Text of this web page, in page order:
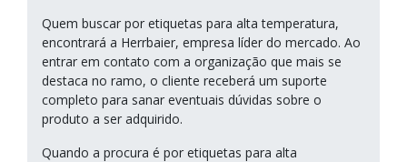
Quem buscar por etiquetas para alta temperatura,
encontrará a Herrbaier, empresa líder do mercado. Ao
entrar em contato com a organização que mais se
destaca no ramo, o cliente receberá um suporte
completo para sanar eventuais dúvidas sobre o
produto a ser adquirido.
Quando a procura é por etiquetas para alta